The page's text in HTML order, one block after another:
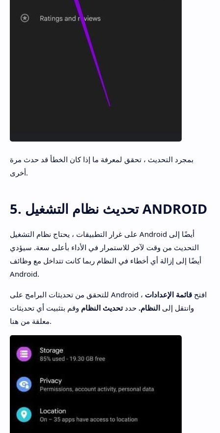
بمجرد التحديث ، تحقق لمعرفة ما إذا كان الخطأ قد حدث مرة
أخرى.
5. تحديث نظام التشغيل ANDROID
على غرار التطبيقات ، يحتاج نظام التشغيل Android أيضًا إلى
التحديث من وقت لآخر للاستمرار في الأداء بأعلى سعة. سيؤدي
أيضًا إلى إزالة أي أخطاء في النظام ربما كانت تتداخل مع وظائف
Android.
للتحقق من تحديثات البرامج على Android ، افتح قائمة الإعدادات
وانتقل إلى النظام. حددتحديث النظام وقم بتثبيت أي تحديثات
معلقة من هنا.